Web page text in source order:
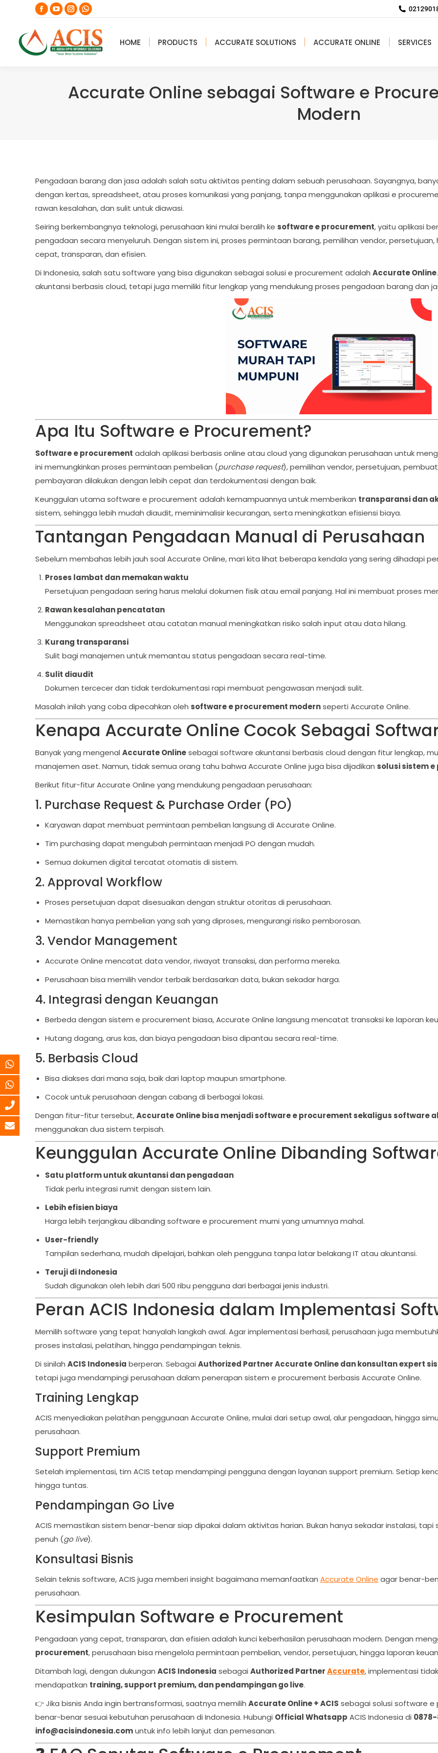
Facebook
page
opens
in
YouTube
page
opens
in
Instagram
page
opens
in
Whatsapp
page
opens
in
HOME PRODUCTS ACCURATE SOLUTIONS ACCURATE ONLINE SERVICES
Accurate Online sebagai Software e
Modern
Pengadaan barang dan jasa adalah salah satu aktivitas penting dalam sebuah perusahaan. Sayangnya,
dengan kertas, spreadsheet, atau proses komunikasi yang panjang, tanpa menggunakan aplikasi e
rawan kesalahan, dan sulit untuk diawasi.
Seiring berkembangnya teknologi, perusahaan kini mulai beralih ke software e procurement, yaitu aplikasi
pengadaan secara menyeluruh. Dengan sistem ini, proses permintaan barang, pemilihan vendor,
cepat, transparan, dan efisien.
Di Indonesia, salah satu software yang bisa digunakan sebagai solusi e procurement adalah Accurate Online
akuntansi berbasis cloud, tetapi juga memiliki fitur lengkap yang mendukung proses pengadaan barang dan
Apa Itu Software e Procurement?
Software e procurement adalah aplikasi berbasis online atau cloud yang digunakan perusahaan untuk
ini memungkinkan proses permintaan pembelian (purchase request), pemilihan vendor, persetujuan,
pembayaran dilakukan dengan lebih cepat dan terdokumentasi dengan baik.
Keunggulan utama software e procurement adalah kemampuannya untuk memberikan transparansi dan
sistem, sehingga lebih mudah diaudit, meminimalisir kecurangan, serta meningkatkan efisiensi biaya.
Tantangan Pengadaan Manual di Perusahaan
Sebelum membahas lebih jauh soal Accurate Online, mari kita lihat beberapa kendala yang sering dihadapi
Proses lambat dan memakan waktu
Persetujuan pengadaan sering harus melalui dokumen fisik atau email panjang. Hal ini membuat proses
Rawan kesalahan pencatatan
Menggunakan spreadsheet atau catatan manual meningkatkan risiko salah input atau data hilang.
Kurang transparansi
Sulit bagi manajemen untuk memantau status pengadaan secara real-time.
Sulit diaudit
Dokumen tercecer dan tidak terdokumentasi rapi membuat pengawasan menjadi sulit.
Masalah inilah yang coba dipecahkan oleh software e procurement modernseperti Accurate Online.
Kenapa Accurate Online Cocok Sebagai
Banyak yang mengenal Accurate Onlinesebagai software akuntansi berbasis cloud dengan fitur lengkap,
manajemen aset. Namun, tidak semua orang tahu bahwa Accurate Online juga bisa dijadikan solusi sistem
Berikut fitur-fitur Accurate Online yang mendukung pengadaan perusahaan:
1. Purchase Request & Purchase Order (PO)
Karyawan dapat membuat permintaan pembelian langsung di Accurate Online.
Tim purchasing dapat mengubah permintaan menjadi PO dengan mudah.
Semua dokumen digital tercatat otomatis di sistem.
2. Approval Workflow
Proses persetujuan dapat disesuaikan dengan struktur otoritas di perusahaan.
Memastikan hanya pembelian yang sah yang diproses, mengurangi risiko pemborosan.
3. Vendor Management
Accurate Online mencatat data vendor, riwayat transaksi, dan performa mereka.
Perusahaan bisa memilih vendor terbaik berdasarkan data, bukan sekadar harga.
4. Integrasi dengan Keuangan
Berbeda dengan sistem e procurement biasa, Accurate Online langsung mencatat transaksi ke laporan
Hutang dagang, arus kas, dan biaya pengadaan bisa dipantau secara real-time.
5. Berbasis Cloud
Bisa diakses dari mana saja, baik dari laptop maupun smartphone.
Cocok untuk perusahaan dengan cabang di berbagai lokasi.
Dengan fitur-fitur tersebut,Accurate Online bisa menjadi software e procurement sekaligus software
menggunakan dua sistem terpisah.
Keunggulan Accurate Online Dibanding
Satu platform untuk akuntansi dan pengadaan
Tidak perlu integrasi rumit dengan sistem lain.
Lebih efisien biaya
Harga lebih terjangkau dibanding software e procurement murni yang umumnya mahal.
User-friendly
Tampilan sederhana, mudah dipelajari, bahkan oleh pengguna tanpa latar belakang IT atau akuntansi.
Teruji di Indonesia
Sudah digunakan oleh lebih dari 500 ribu pengguna dari berbagai jenis industri.
Peran ACIS Indonesia dalam Implementasi
Memilih software yang tepat hanyalah langkah awal. Agar implementasi berhasil, perusahaan juga
proses instalasi, pelatihan, hingga pendampingan teknis.
Di sinilah ACIS Indonesia berperan. Sebagai Authorized Partner Accurate Online dan konsultan expert
tetapi juga mendampingi perusahaan dalam penerapan sistem e procurement berbasis Accurate Online.
Training Lengkap
ACIS menyediakan pelatihan penggunaan Accurate Online, mulai dari setup awal, alur pengadaan, hingga
perusahaan.
Support Premium
Setelah implementasi, tim ACIS tetap mendampingi pengguna dengan layanan support premium. Setiap
hingga tuntas.
Pendampingan Go Live
ACIS memastikan sistem benar-benar siap dipakai dalam aktivitas harian. Bukan hanya sekadar instalasi,
penuh (go live).
Konsultasi Bisnis
Selain teknis software, ACIS juga memberi insight bagaimana memanfaatkan Accurate Online agar benar-
perusahaan.
Kesimpulan Software e Procurement
Pengadaan yang cepat, transparan, dan efisien adalah kunci keberhasilan perusahaan modern. Dengan
procurement, perusahaan bisa mengelola permintaan pembelian, vendor, persetujuan, hingga laporan
Ditambah lagi, dengan dukungan ACIS Indonesia sebagai Authorized PartnerAccurate, implementasi
mendapatkan training, support premium, dan pendampingan go live.
👉 Jika bisnis Anda ingin bertransformasi, saatnya memilih Accurate Online + ACIS sebagai solusi software
benar-benar sesuai kebutuhan perusahaan di Indonesia. Hubungi Official Whatsapp ACIS Indonesia di
info@acisindonesia.comuntuk info lebih lanjut dan pemesanan.